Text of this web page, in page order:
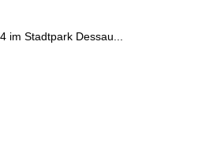
im Stadtpark Dessau...